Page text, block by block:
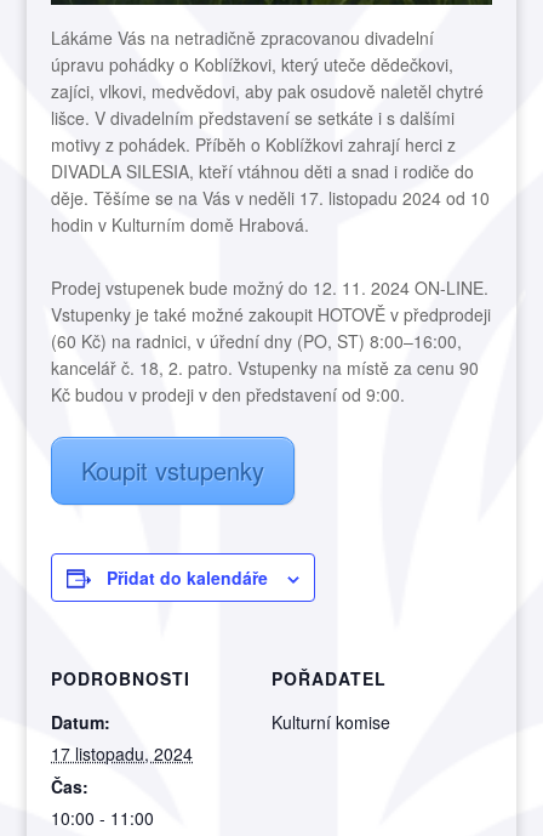
Lákáme Vás na netradičně zpracovanou divadelní
úpravu pohádky o Koblížkovi, který uteče dědečkovi,
zajíci, vlkovi, medvědovi, aby pak osudově naletěl chytré
lišce. V divadelním představení se setkáte i s dalšími
motivy z pohádek. Příběh o Koblížkovi zahrají herci z
DIVADLA SILESIA, kteří vtáhnou děti a snad i rodiče do
děje. Těšíme se na Vás v neděli 17. listopadu 2024 od 10
hodin v Kulturním domě Hrabová.
Prodej vstupenek bude možný do 12. 11. 2024 ON-LINE.
Vstupenky je také možné zakoupit HOTOVĚ v předprodeji
(60 Kč) na radnici, v úřední dny (PO, ST) 8:00–16:00,
kancelář č. 18, 2. patro. Vstupenky na místě za cenu 90
Kč budou v prodeji v den představení od 9:00.
Koupit vstupenky
Přidat do kalendáře
PODROBNOSTI
Datum:
17 listopadu, 2024
Čas:
10:00 - 11:00
POŘADATEL
Kulturní komise